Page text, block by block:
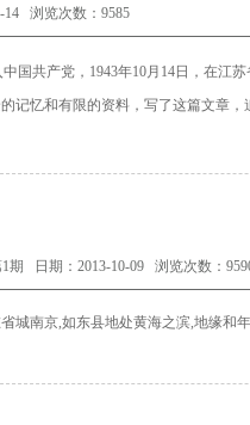
浏览次数：9585
国共产党，1943年10月14日，在江
记忆和有限的资料，写了这篇文章
期 日期：2013-10-09 浏览次数：
城南京,如东县地处黄海之滨,地缘和